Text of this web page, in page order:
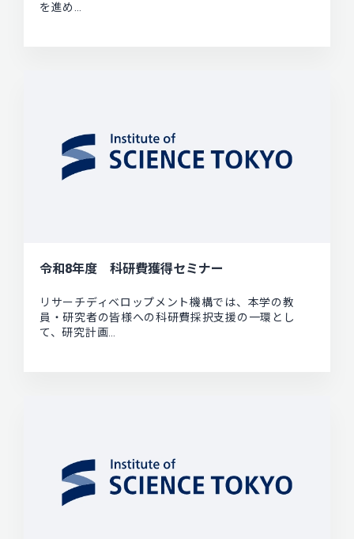
を進め…
令和8年度 科研費獲得セミナー
リサーチディベロップメント機構では、本学の教
員・研究者の皆様への科研費採択支援の一環とし
て、研究計画…